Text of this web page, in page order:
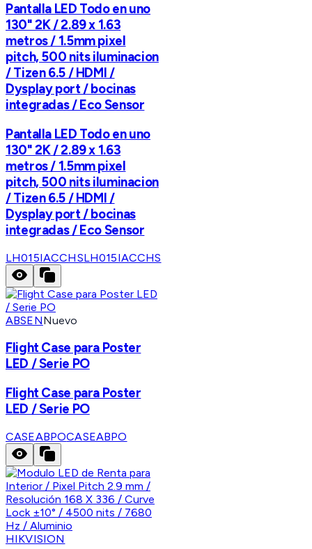
Pantalla LED Todo en uno
130" 2K / 2.89 x 1.63
metros / 1.5mm pixel
pitch, 500 nits iluminacion
/ Tizen 6.5 / HDMI /
Dysplay port / bocinas
integradas / Eco Sensor
Pantalla LED Todo en uno
130" 2K / 2.89 x 1.63
metros / 1.5mm pixel
pitch, 500 nits iluminacion
/ Tizen 6.5 / HDMI /
Dysplay port / bocinas
integradas / Eco Sensor
LH015IACCHSLH015IACCHS
ABSENNuevo
Flight Case para Poster
LED / Serie PO
Flight Case para Poster
LED / Serie PO
CASEABPOCASEABPO
HIKVISION